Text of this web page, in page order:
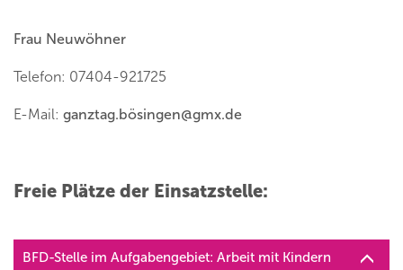
Frau Neuwöhner
Telefon: 07404-921725
E-Mail: ganztag.bösingen@gmx.de
Freie Plätze der Einsatzstelle:
BFD-Stelle im Aufgabengebiet: Arbeit mit Kindern